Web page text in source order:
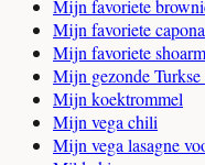
Mijn favoriete
Mijn favoriete
Mijn favoriete
Mijn gezonde
Mijn koektrommel
Mijn vega chili
Mijn vega lasagne